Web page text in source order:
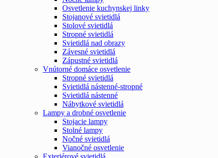
Osvetlenie kuchynskej linky
Stojanové svietidlá
Stolové svietidlá
Stropné svietidlá
Svietidlá nad obrazy
Závesné svietidlá
Zápustné svietidlá
Vnútorné domáce osvetlenie
Stropné svietidlá
Svietidlá nástenné-stropné
Svietidlá nástenné
Nábytkové svietidlá
Lampy a drobné osvetlenie
Stojacie lampy
Stolné lampy
Nočné svietidlá
Vianočné osvetlenie
Exteriérové svietidlá